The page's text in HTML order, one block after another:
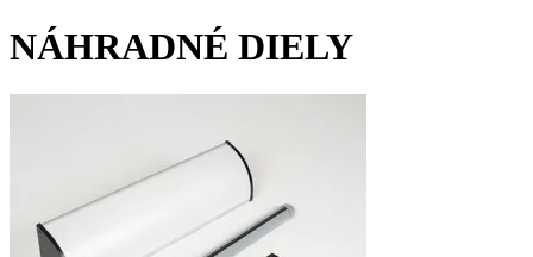
NÁHRADNÉ DIELY